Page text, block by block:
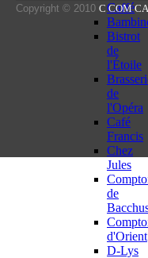
Caffé
Bistrot
de
l'Étoile
de
l'Opéra
Café
Francis
Chez
Jules
de
d'Orient
D-Lys
Copyright © 2010 C COM CA